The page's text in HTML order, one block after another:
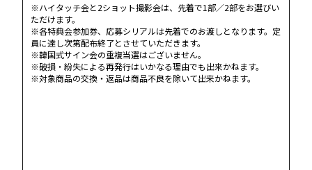
※ハイタッチ会と2ショット撮影会は、先着で1部／2部をお選びい
ただけます。
※各特典会参加券、応募シリアルは先着でのお渡しとなります。定
員に達し次第配布終了とさせていただきます。
※韓国式サイン会の重複当選はございません。
※破損・紛失による再発行はいかなる理由でも出来かねます。
※対象商品の交換・返品は商品不良を除いて出来かねます。